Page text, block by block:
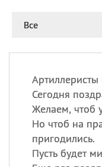
Все
Сегодня
Желаем, чтоб
Но чтоб на
пригодились.
Пусть будет